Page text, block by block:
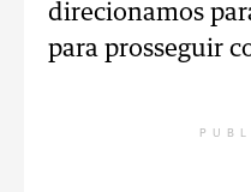
direcionamos
para prosseguir